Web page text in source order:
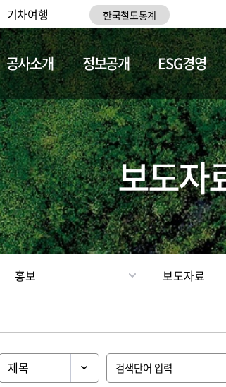
기차여행 한국철도통계
공사소개 정보공개 ESG경영
사업 갤러리
보도자
홍보 보도자료